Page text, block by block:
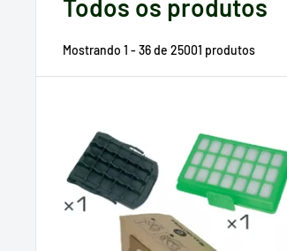
Todos os produtos
Mostrando 1 - 36 de 25001 produtos